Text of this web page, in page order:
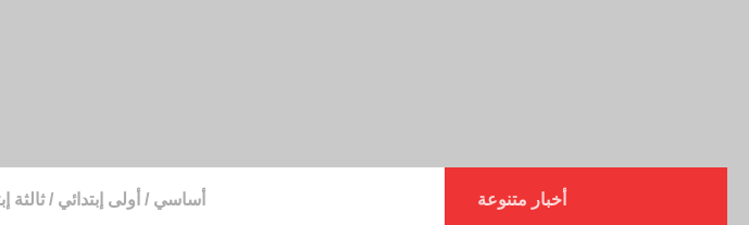
أساسي / أولى إبتدائي / ثالثة أخبار متنوعة